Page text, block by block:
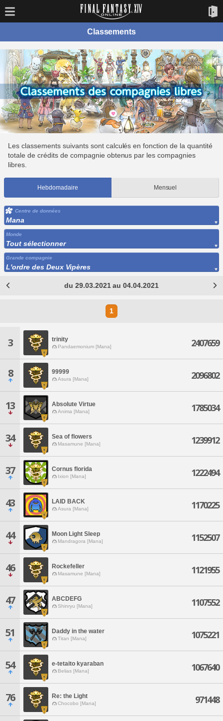
Classements
Les classements suivants sont calculés en fonction de la quantité
totale de crédits de compagnie obtenus par les compagnies
libres.
Hebdomadaire Mensuel
Centre de données
Mana
Monde
Tout sélectionner
Grande compagnie
L'ordre des Deux Vipères
du 29.03.2021 au 04.04.2021
1
3 trinity
Pandaemonium [Mana] 2407659
8 99999
Asura [Mana] 2096802
13 Absolute Virtue
Anima [Mana] 1785034
34 Sea of flowers
Masamune [Mana] 1239912
37 Cornus florida
Ixion [Mana] 1222494
43 LAID BACK
Asura [Mana] 1170225
44 Moon Light Sleep
Mandragora [Mana] 1152507
46 Rockefeller
Masamune [Mana] 1121955
47 ABCDEFG
Shinryu [Mana] 1107552
51 Daddy in the water
Titan [Mana] 1075221
54 e-tetaito kyaraban
Belias [Mana] 1067640
76 Re: the Light
Chocobo [Mana] 971448